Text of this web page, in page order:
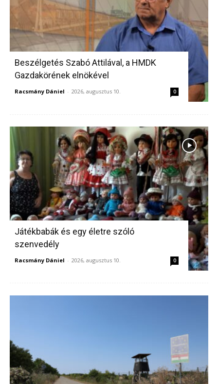
Beszélgetés Szabó Attilával, a HMDK
Gazdakörének elnökével
Racsmány Dániel - 2026, augusztus 10. 0
Játékbabák és egy életre szóló
szenvedély
Racsmány Dániel - 2026, augusztus 10. 0